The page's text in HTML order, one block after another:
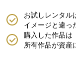
購入した作品は
所有作品が資産
お試しレンタル
イメージと違っ